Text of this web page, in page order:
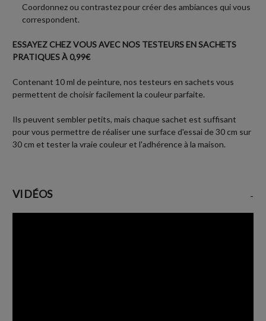
Coordonnez ou contrastez pour créer des ambiances qui vous
correspondent.
ESSAYEZ CHEZ VOUS AVEC NOS TESTEURS EN SACHETS
PRATIQUES À 0,99€
Contenant 10 ml de peinture, nos testeurs en sachets vous
permettent de choisir facilement la couleur parfaite.
Ils peuvent sembler petits, mais chaque sachet est suffisant
pour vous permettre de réaliser une surface d'essai de 30 cm sur
30 cm et tester la vraie couleur et l'adhérence à la maison.
VIDÉOS -